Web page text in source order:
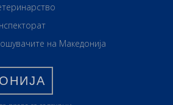
на Македонија